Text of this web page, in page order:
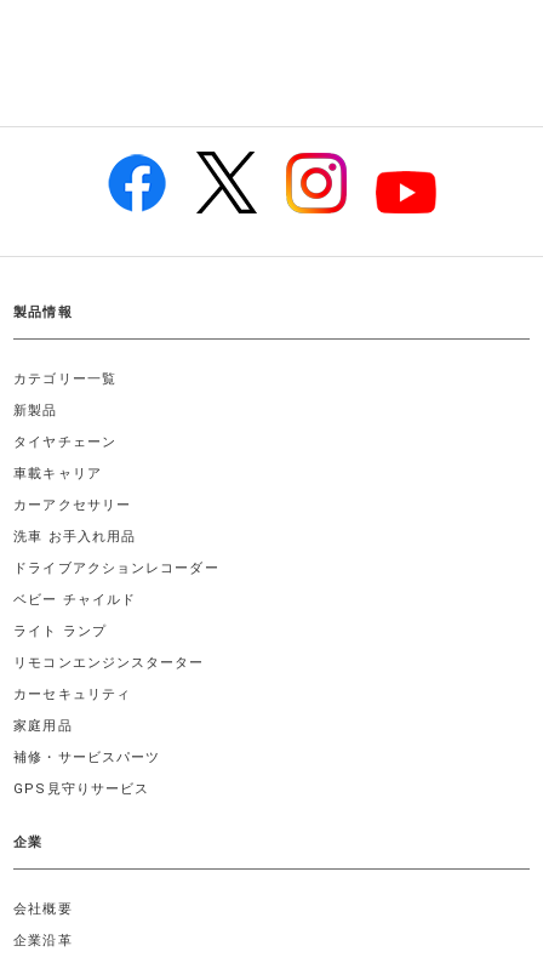
製品情報
カテゴリー一覧
新製品
タイヤチェーン
車載キャリア
カーアクセサリー
洗車 お手入れ用品
ドライブアクションレコーダー
ベビー チャイルド
ライト ランプ
リモコンエンジンスターター
カーセキュリティ
家庭用品
補修・サービスパーツ
GPS見守りサービス
企業
会社概要
企業沿革